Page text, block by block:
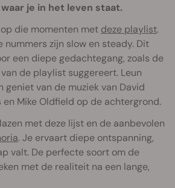
je in het leven staat.
die momenten met deze playlist.
nummers zijn slow en steady. Dit
een diepe gedachtegang, zoals de
de playlist suggereert. Leun
geniet van de muziek van David
Mike Oldfield op de achtergrond.
met deze lijst en de aanbevolen
. Je ervaart diepe ontspanning,
valt. De perfecte soort om de
met de realiteit na een lange,